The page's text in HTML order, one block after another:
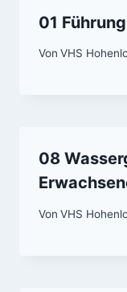
01
Von VHS
08
Von VHS